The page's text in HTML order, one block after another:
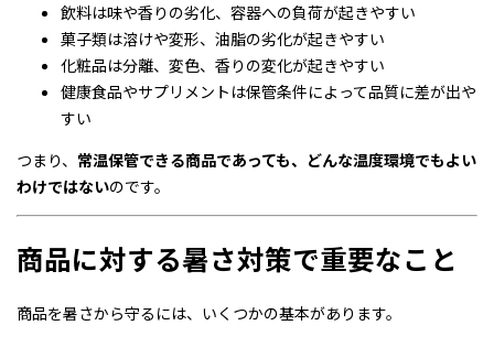
飲料は味や香りの劣化、容器への負荷が起きやすい
菓子類は溶けや変形、油脂の劣化が起きやすい
化粧品は分離、変色、香りの変化が起きやすい
健康食品やサプリメントは保管条件によって品質に差が出や
すい
つまり、 常温保管できる商品であっても、どんな温度環境でもよい
わけではないのです。
商品に対する暑さ対策で重要なこと
商品を暑さから守るには、いくつかの基本があります。